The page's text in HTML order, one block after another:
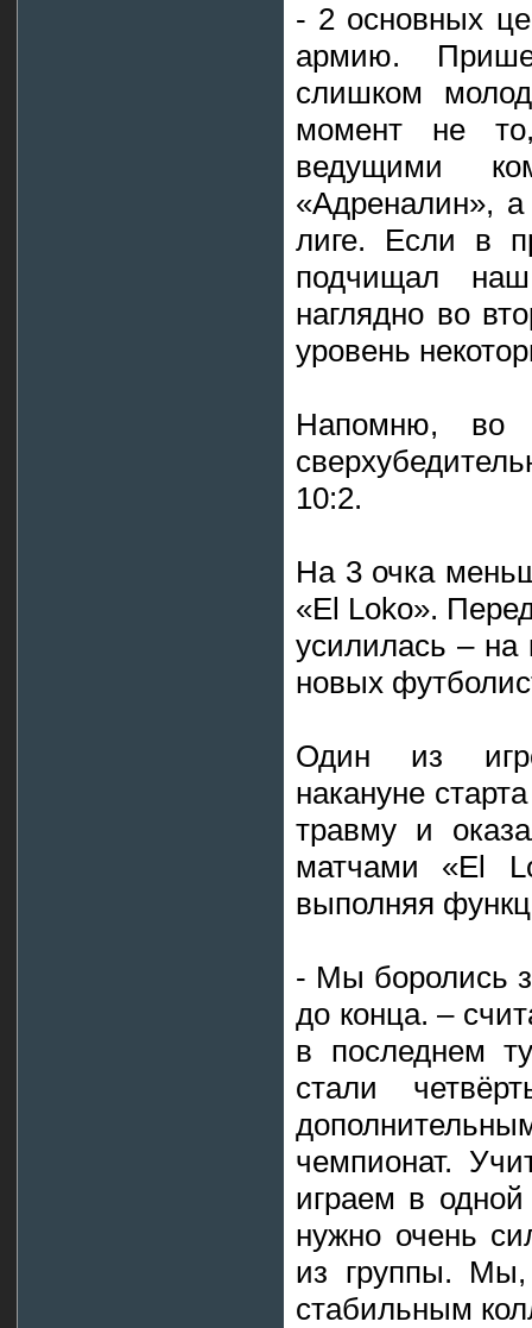
- 2 основных
армию.
слишком
момент не
ведущими
«Адреналин»,
лиге. Если в
подчищал
наглядно во
уровень
Напомню, во
10:2.
На 3 очка
«El Loko».
усилилась –
новых
Один из
накануне
травму и
матчами «El
выполняя
- Мы боролись
до конца. –
в последнем
стали
чемпионат.
играем в
нужно очень
из группы. Мы,
стабильным